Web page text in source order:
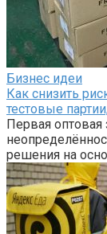
Бизнес идеи
Как снизить
тестовые
Первая оптовая
решения на